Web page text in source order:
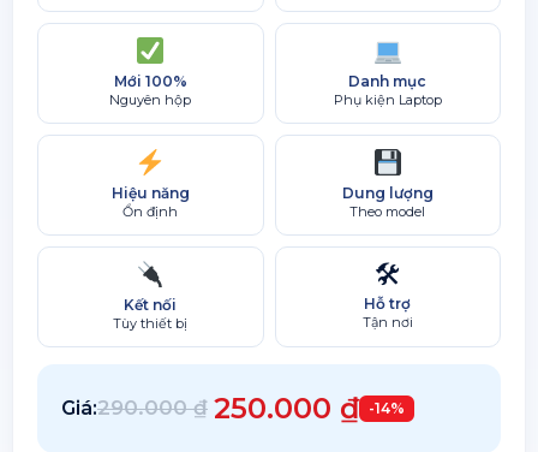
Mới 100%
Nguyên hộp
Danh mục
Phụ kiện Laptop
Hiệu năng
Ổn định
Dung lượng
Theo model
Kết nối
Tùy thiết bị
🛠
Hỗ trợ
Tận nơi
Giá:290.000₫ 250.000 ₫ -14%